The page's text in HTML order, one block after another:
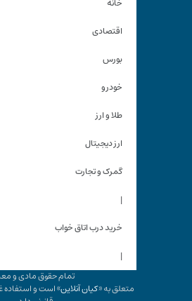
اقتصادی
بورس
خودرو
طلا و ارز
ارز دیجیتال
گمرک و تجارت
|
خرید درب اتاق خواب
|
تمام حقوق مادی و
متعلق به «کیان آنلاین» است و استفاده